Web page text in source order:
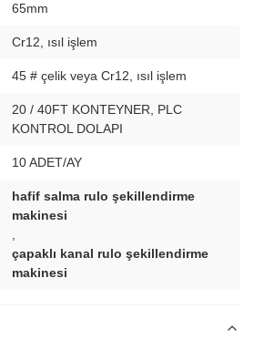
65mm
Cr12, ısıl işlem
45 # çelik veya Cr12, ısıl işlem
20 / 40FT KONTEYNER, PLC
KONTROL DOLAPI
10 ADET/AY
hafif salma rulo şekillendirme
makinesi
çapaklı kanal rulo şekillendirme
makinesi